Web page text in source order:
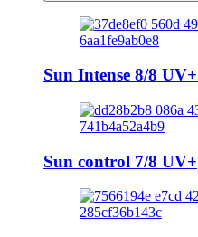
Sun Intense 8/8
Sun control 7/8 UV+